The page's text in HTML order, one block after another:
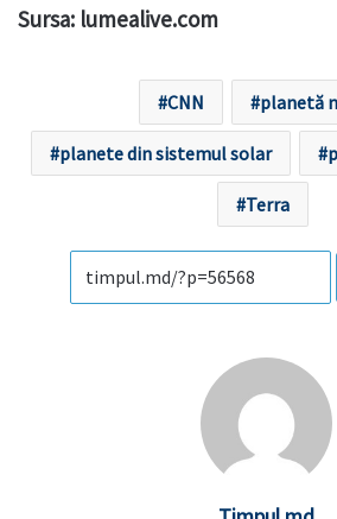
Sursa: lumealive.com
CNN planetă
planete din sistemul solar
Terra